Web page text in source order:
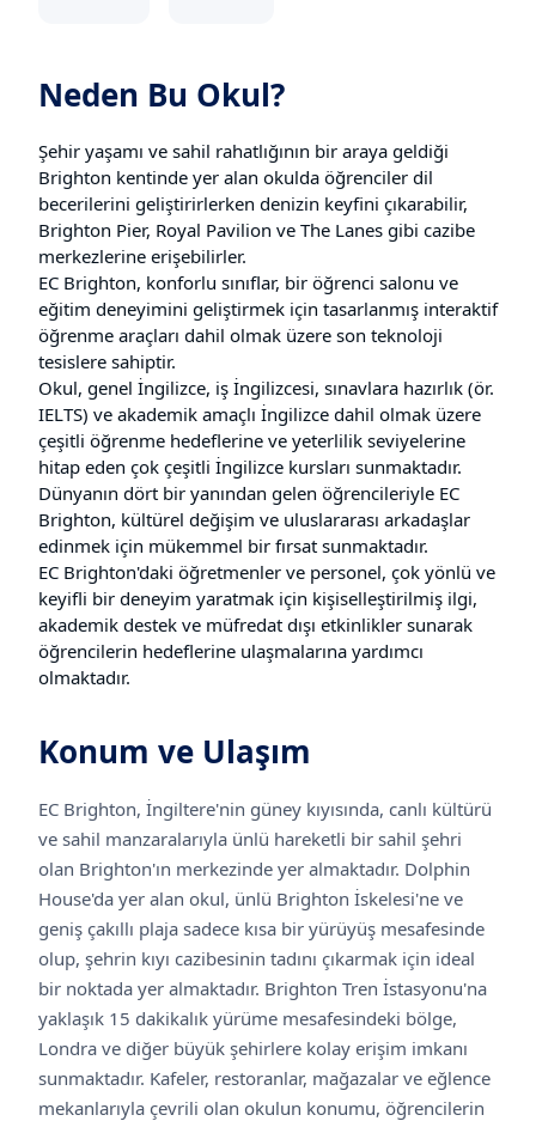
Neden Bu Okul?
Şehir yaşamı ve sahil rahatlığının bir araya geldiği
Brighton kentinde yer alan okulda öğrenciler dil
becerilerini geliştirirlerken denizin keyfini çıkarabilir,
Brighton Pier, Royal Pavilion ve The Lanes gibi cazibe
merkezlerine erişebilirler.
EC Brighton, konforlu sınıflar, bir öğrenci salonu ve
eğitim deneyimini geliştirmek için tasarlanmış interaktif
öğrenme araçları dahil olmak üzere son teknoloji
tesislere sahiptir.
Okul, genel İngilizce, iş İngilizcesi, sınavlara hazırlık (ör.
IELTS) ve akademik amaçlı İngilizce dahil olmak üzere
çeşitli öğrenme hedeflerine ve yeterlilik seviyelerine
hitap eden çok çeşitli İngilizce kursları sunmaktadır.
Dünyanın dört bir yanından gelen öğrencileriyle EC
Brighton, kültürel değişim ve uluslararası arkadaşlar
edinmek için mükemmel bir fırsat sunmaktadır.
EC Brighton'daki öğretmenler ve personel, çok yönlü ve
keyifli bir deneyim yaratmak için kişiselleştirilmiş ilgi,
akademik destek ve müfredat dışı etkinlikler sunarak
öğrencilerin hedeflerine ulaşmalarına yardımcı
olmaktadır.
Konum ve Ulaşım
EC Brighton, İngiltere'nin güney kıyısında, canlı kültürü
ve sahil manzaralarıyla ünlü hareketli bir sahil şehri
olan Brighton'ın merkezinde yer almaktadır. Dolphin
House'da yer alan okul, ünlü Brighton İskelesi'ne ve
geniş çakıllı plaja sadece kısa bir yürüyüş mesafesinde
olup, şehrin kıyı cazibesinin tadını çıkarmak için ideal
bir noktada yer almaktadır. Brighton Tren İstasyonu'na
yaklaşık 15 dakikalık yürüme mesafesindeki bölge,
Londra ve diğer büyük şehirlere kolay erişim imkanı
sunmaktadır. Kafeler, restoranlar, mağazalar ve eğlence
mekanlarıyla çevrili olan okulun konumu, öğrencilerin